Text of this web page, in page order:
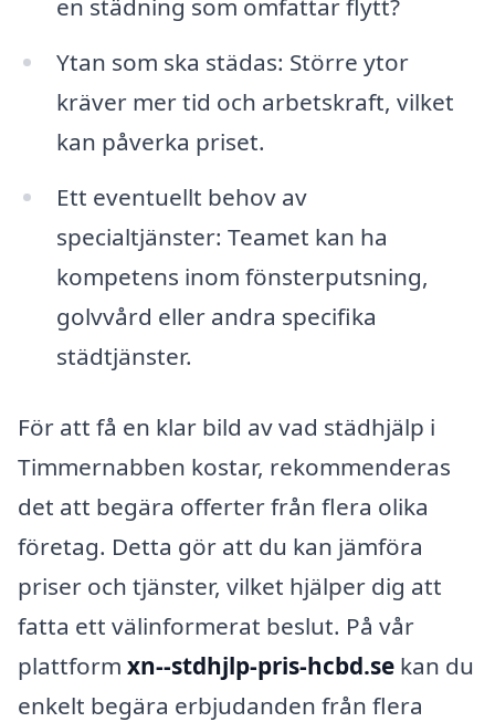
en städning som omfattar flytt?
Ytan som ska städas: Större ytor
kräver mer tid och arbetskraft, vilket
kan påverka priset.
Ett eventuellt behov av
specialtjänster: Teamet kan ha
kompetens inom fönsterputsning,
golvvård eller andra specifika
städtjänster.
För att få en klar bild av vad städhjälp i
Timmernabben kostar, rekommenderas
det att begära offerter från flera olika
företag. Detta gör att du kan jämföra
priser och tjänster, vilket hjälper dig att
fatta ett välinformerat beslut. På vår
plattform xn--stdhjlp-pris-hcbd.se kan du
enkelt begära erbjudanden från flera